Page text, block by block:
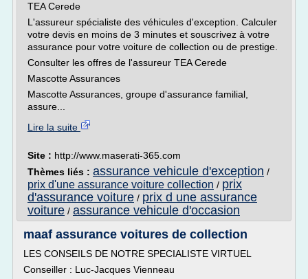
TEA Cerede
L'assureur spécialiste des véhicules d'exception. Calculer
votre devis en moins de 3 minutes et souscrivez à votre
assurance pour votre voiture de collection ou de prestige.
Consulter les offres de l'assureur TEA Cerede
Mascotte Assurances
Mascotte Assurances, groupe d'assurance familial,
assure...
Lire la suite
Site : http://www.maserati-365.com
Thèmes liés : assurance vehicule d'exception /
prix d'une assurance voiture collection / prix
d'assurance voiture / prix d une assurance
voiture / assurance vehicule d'occasion
maaf assurance voitures de collection
LES CONSEILS DE NOTRE SPECIALISTE VIRTUEL
Conseiller : Luc-Jacques Vienneau